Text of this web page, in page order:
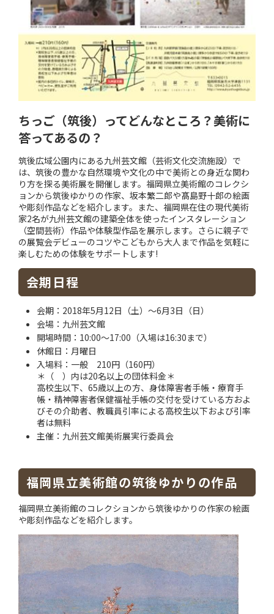
ちっご（筑後）ってどんなところ？美術に
答ってあるの？
筑後広域公園内にある九州芸文館（芸術文化交流施設）で
は、筑後の豊かな自然環境や文化の中で美術との身近な関わ
り方を探る美術展を開催します。福岡県立美術館のコレクシ
ョンから筑後ゆかりの作家、坂本繁二郎や髙島野十郎の絵画
や彫刻作品などを紹介します。また、福岡県在住の現代美術
家2名が九州芸文館の建築全体を使ったインスタレーション
（空間芸術）作品や体験型作品を展示します。さらに親子で
の展覧会デビューのコツやこどもから大人まで作品を気軽に
楽しむための体験をサポートします!
会期日程
会期：2018年5月12日（土）〜6月3日（日）
会場：九州芸文館
開場時間：10:00〜17:00（入場は16:30まで）
休館日：月曜日
入場料：一般 210円（160円）
＊（ ）内は20名以上の団体料金＊
高校生以下、65歳以上の方、身体障害者手帳・療育手
帳・精神障害者保健福祉手帳の交付を受けている方およ
びその介助者、教職員引率による高校生以下および引率
者は無料
主催：九州芸文館美術展実行委員会
福岡県立美術館の筑後ゆかりの作品
福岡県立美術館のコレクションから筑後ゆかりの作家の絵画
や彫刻作品などを紹介します。